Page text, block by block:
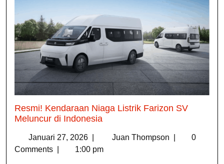
Resmi! Kendaraan Niaga Listrik Farizon SV
Meluncur di Indonesia
Januari 27, 2026 Juan Thompson
0
Comments
1:00 pm